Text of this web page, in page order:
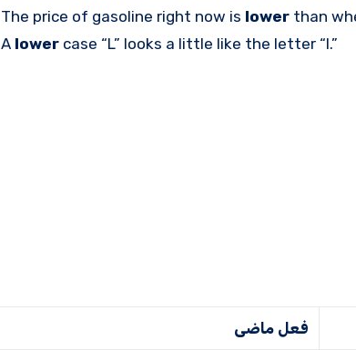
The price of gasoline right now is lowerthan
A lowercase “L” looks a little like the letter “I.”
فعل ماضی